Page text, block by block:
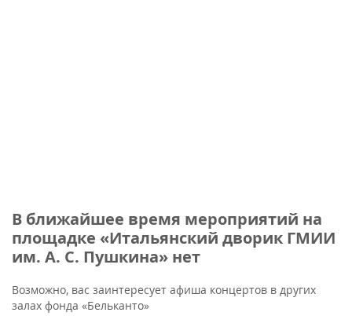
В ближайшее время мероприятий на
площадке «Итальянский дворик ГМИИ
им. А. С. Пушкина» нет
Возможно, вас заинтересует афиша концертов в других
залах фонда «Бельканто»